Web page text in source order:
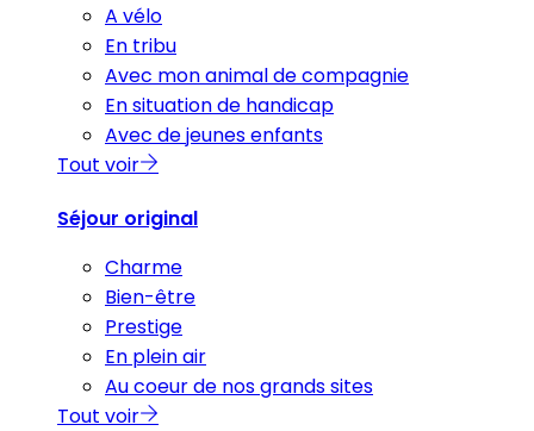
A vélo
En tribu
Avec mon animal de compagnie
En situation de handicap
Avec de jeunes enfants
Tout voir
Séjour original
Charme
Bien-être
Prestige
En plein air
Au coeur de nos grands sites
Tout voir